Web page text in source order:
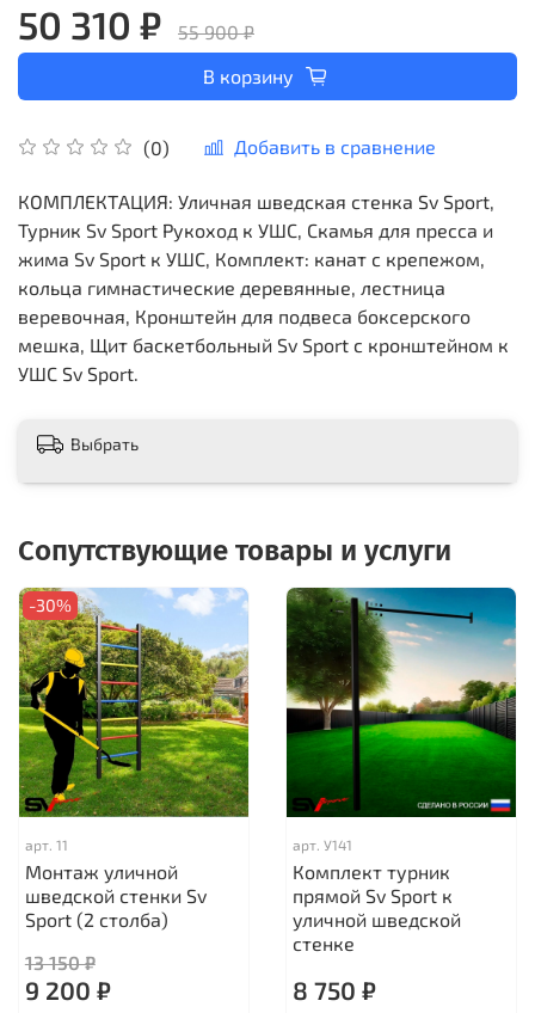
(0) Добавить в сравнение
50 310 ₽
55 900 ₽
В корзину
КОМПЛЕКТАЦИЯ: Уличная шведская стенка Sv Sport,
Турник Sv Sport Рукоход к УШС, Скамья для пресса и
жима Sv Sport к УШС, Комплект: канат с крепежом,
кольца гимнастические деревянные, лестница
веревочная, Кронштейн для подвеса боксерского
мешка, Щит баскетбольный Sv Sport c кронштейном к
УШС Sv Sport.
Выбрать
Сопутствующие товары и услуги
-30%
арт. 11
Монтаж уличной
шведской стенки Sv
Sport (2 столба)
13 150 ₽
9 200 ₽
арт. У141
Комплект турник
прямой Sv Sport к
уличной шведской
стенке
8 750 ₽